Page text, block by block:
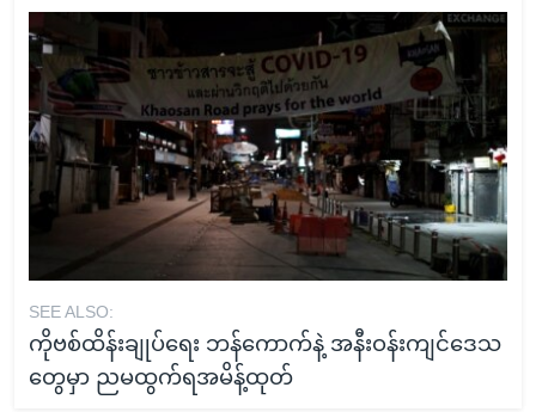
SEE ALSO:
ကိုဗစ်ထိန်းချုပ်ရေး ဘန်ကောက်နဲ့ အနီးဝန်းကျင်ဒေသ
တွေမှာ ညမထွက်ရအမိန့်ထုတ်